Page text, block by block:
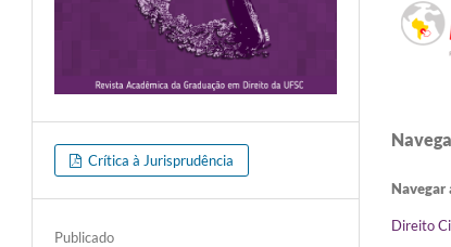
Crítica à Jurisprudência
Publicado
Navegar
Direito